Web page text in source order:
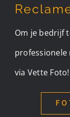
Om je bedrijf
professionele
via Vette